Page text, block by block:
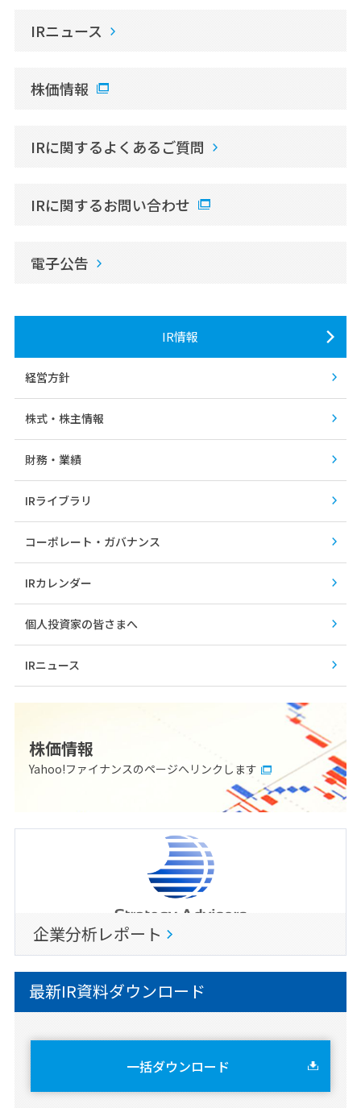
IRニュース
株価情報
IRに関するよくあるご質問
IRに関するお問い合わせ
電子公告
IR情報
経営方針
株式・株主情報
財務・業績
IRライブラリ
コーポレート・ガバナンス
IRカレンダー
個人投資家の皆さまへ
IRニュース
株価情報
Yahoo!ファイナンスのページへリンクします
企業分析レポート
最新IR資料ダウンロード
一括ダウンロード